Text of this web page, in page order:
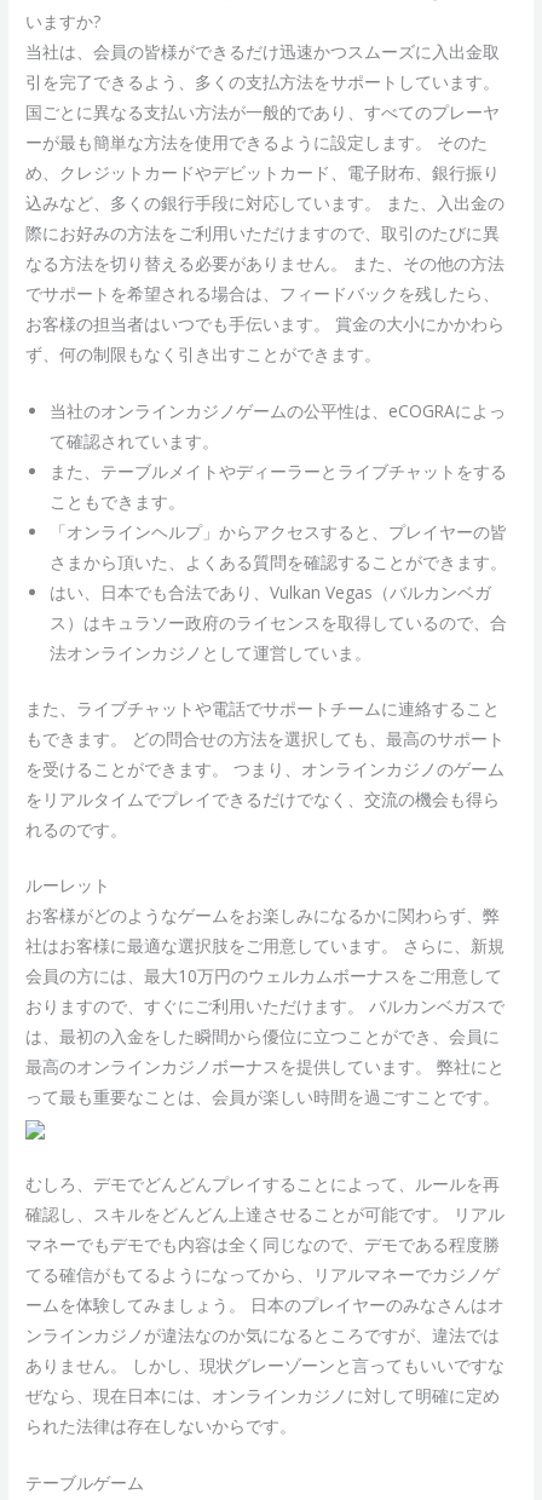
いますか?
当社は、会員の皆様ができるだけ迅速かつスムーズに入出金取
引を完了できるよう、多くの支払方法をサポートしています。
国ごとに異なる支払い方法が一般的であり、すべてのプレーヤ
ーが最も簡単な方法を使用できるように設定します。 そのた
め、クレジットカードやデビットカード、電子財布、銀行振り
込みなど、多くの銀行手段に対応しています。 また、入出金の
際にお好みの方法をご利用いただけますので、取引のたびに異
なる方法を切り替える必要がありません。 また、その他の方法
でサポートを希望される場合は、フィードバックを残したら、
お客様の担当者はいつでも手伝います。 賞金の大小にかかわら
ず、何の制限もなく引き出すことができます。
当社のオンラインカジノゲームの公平性は、eCOGRAによっ
て確認されています。
また、テーブルメイトやディーラーとライブチャットをする
こともできます。
「オンラインヘルプ」からアクセスすると、プレイヤーの皆
さまから頂いた、よくある質問を確認することができます。
はい、日本でも合法であり、Vulkan Vegas（バルカンベガ
ス）はキュラソー政府のライセンスを取得しているので、合
法オンラインカジノとして運営していま。
また、ライブチャットや電話でサポートチームに連絡すること
もできます。 どの問合せの方法を選択しても、最高のサポート
を受けることができます。 つまり、オンラインカジノのゲーム
をリアルタイムでプレイできるだけでなく、交流の機会も得ら
れるのです。
ルーレット
お客様がどのようなゲームをお楽しみになるかに関わらず、弊
社はお客様に最適な選択肢をご用意しています。 さらに、新規
会員の方には、最大10万円のウェルカムボーナスをご用意して
おりますので、すぐにご利用いただけます。 バルカンベガスで
は、最初の入金をした瞬間から優位に立つことができ、会員に
最高のオンラインカジノボーナスを提供しています。 弊社にと
って最も重要なことは、会員が楽しい時間を過ごすことです。
むしろ、デモでどんどんプレイすることによって、ルールを再
確認し、スキルをどんどん上達させることが可能です。 リアル
マネーでもデモでも内容は全く同じなので、デモである程度勝
てる確信がもてるようになってから、リアルマネーでカジノゲ
ームを体験してみましょう。 日本のプレイヤーのみなさんはオ
ンラインカジノが違法なのか気になるところですが、違法では
ありません。 しかし、現状グレーゾーンと言ってもいいですな
ぜなら、現在日本には、オンラインカジノに対して明確に定め
られた法律は存在しないからです。
テーブルゲーム